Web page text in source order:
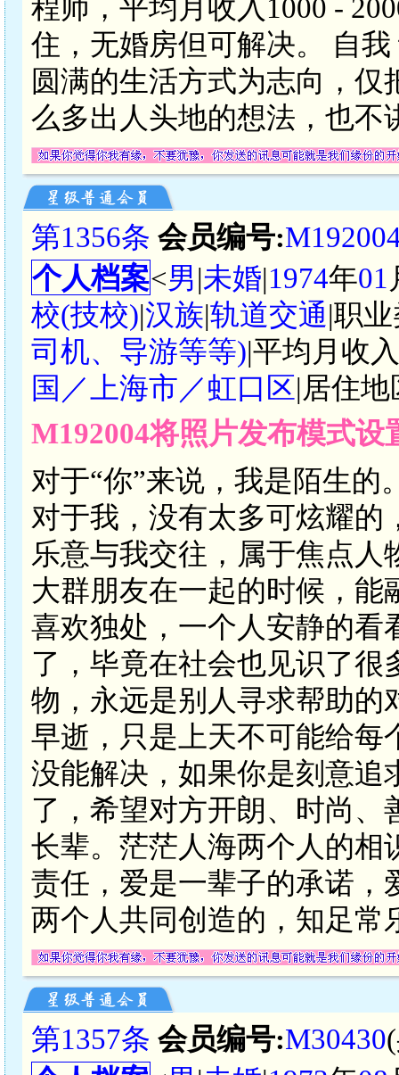
程师，平均月收入1000 -
住，无婚房但可解决。 自
圆满的生活方式为志向，
么多出人头地的想法，也不
第1356条 会员编号:
个人档案<男|未婚|1974年01
校(技校)|汉族|轨道交通|职
司机、导游等等)|平均月收
国／上海市／虹口区|居住地
M192004将照片发布模式
对于“你”来说，我是陌生
对于我，没有太多可炫耀
乐意与我交往，属于焦点
大群朋友在一起的时候，
喜欢独处，一个人安静的看
了，毕竟在社会也见识了
物，永远是别人寻求帮助的
早逝，只是上天不可能给每
没能解决，如果你是刻意追
了，希望对方开朗、时尚
长辈。茫茫人海两个人的相
责任，爱是一辈子的承诺，
两个人共同创造的，知足常
第1357条 会员编号:M30430